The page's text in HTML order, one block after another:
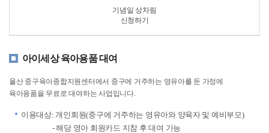
기념일 상차림
신청하기
아이세상 육아용품 대여
울산 중구육아종합지원센터에서 중구에 거주하는 영유아를 둔 가정에
육아용품을 무료로 대여하는 사업입니다.
이용대상: 개인회원(중구에 거주하는 영유아와 양육자 및 예비부모)
- 해당 영아 회원카드 지참 후 대여 가능